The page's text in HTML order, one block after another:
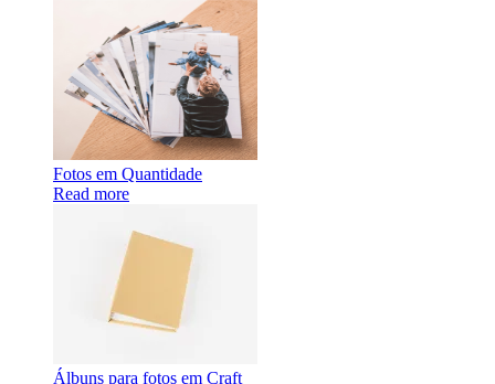
Fotos em Quantidade
Read more
Álbuns para fotos em Craft